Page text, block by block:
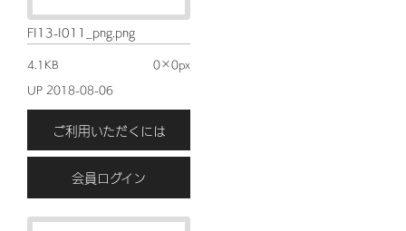
FI13-I011_png.png
4.1KB
0×0px
UP 2018-08-06
ご利用いただくには
会員ログイン